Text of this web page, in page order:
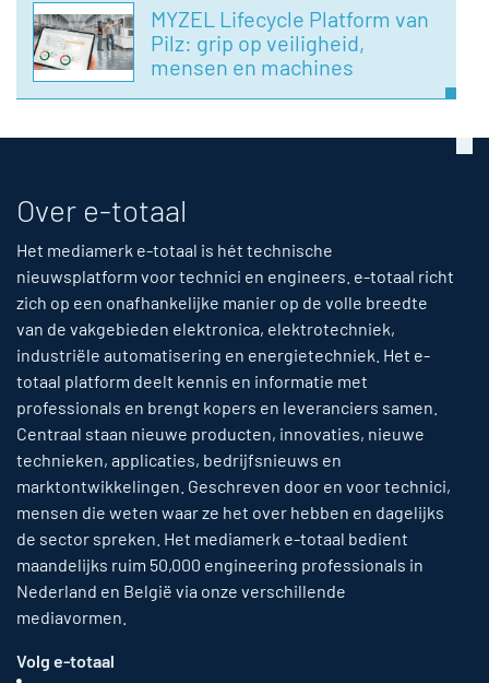
MYZEL Lifecycle Platform van
Pilz: grip op veiligheid,
mensen en machines
Over e-totaal
Het mediamerk e-totaal is hét technische
nieuwsplatform voor technici en engineers. e-totaal richt
zich op een onafhankelijke manier op de volle breedte
van de vakgebieden elektronica, elektrotechniek,
industriële automatisering en energietechniek. Het e-
totaal platform deelt kennis en informatie met
professionals en brengt kopers en leveranciers samen.
Centraal staan nieuwe producten, innovaties, nieuwe
technieken, applicaties, bedrijfsnieuws en
marktontwikkelingen. Geschreven door en voor technici,
mensen die weten waar ze het over hebben en dagelijks
de sector spreken. Het mediamerk e-totaal bedient
maandelijks ruim 50,000 engineering professionals in
Nederland en België via onze verschillende
mediavormen.
Volg e-totaal